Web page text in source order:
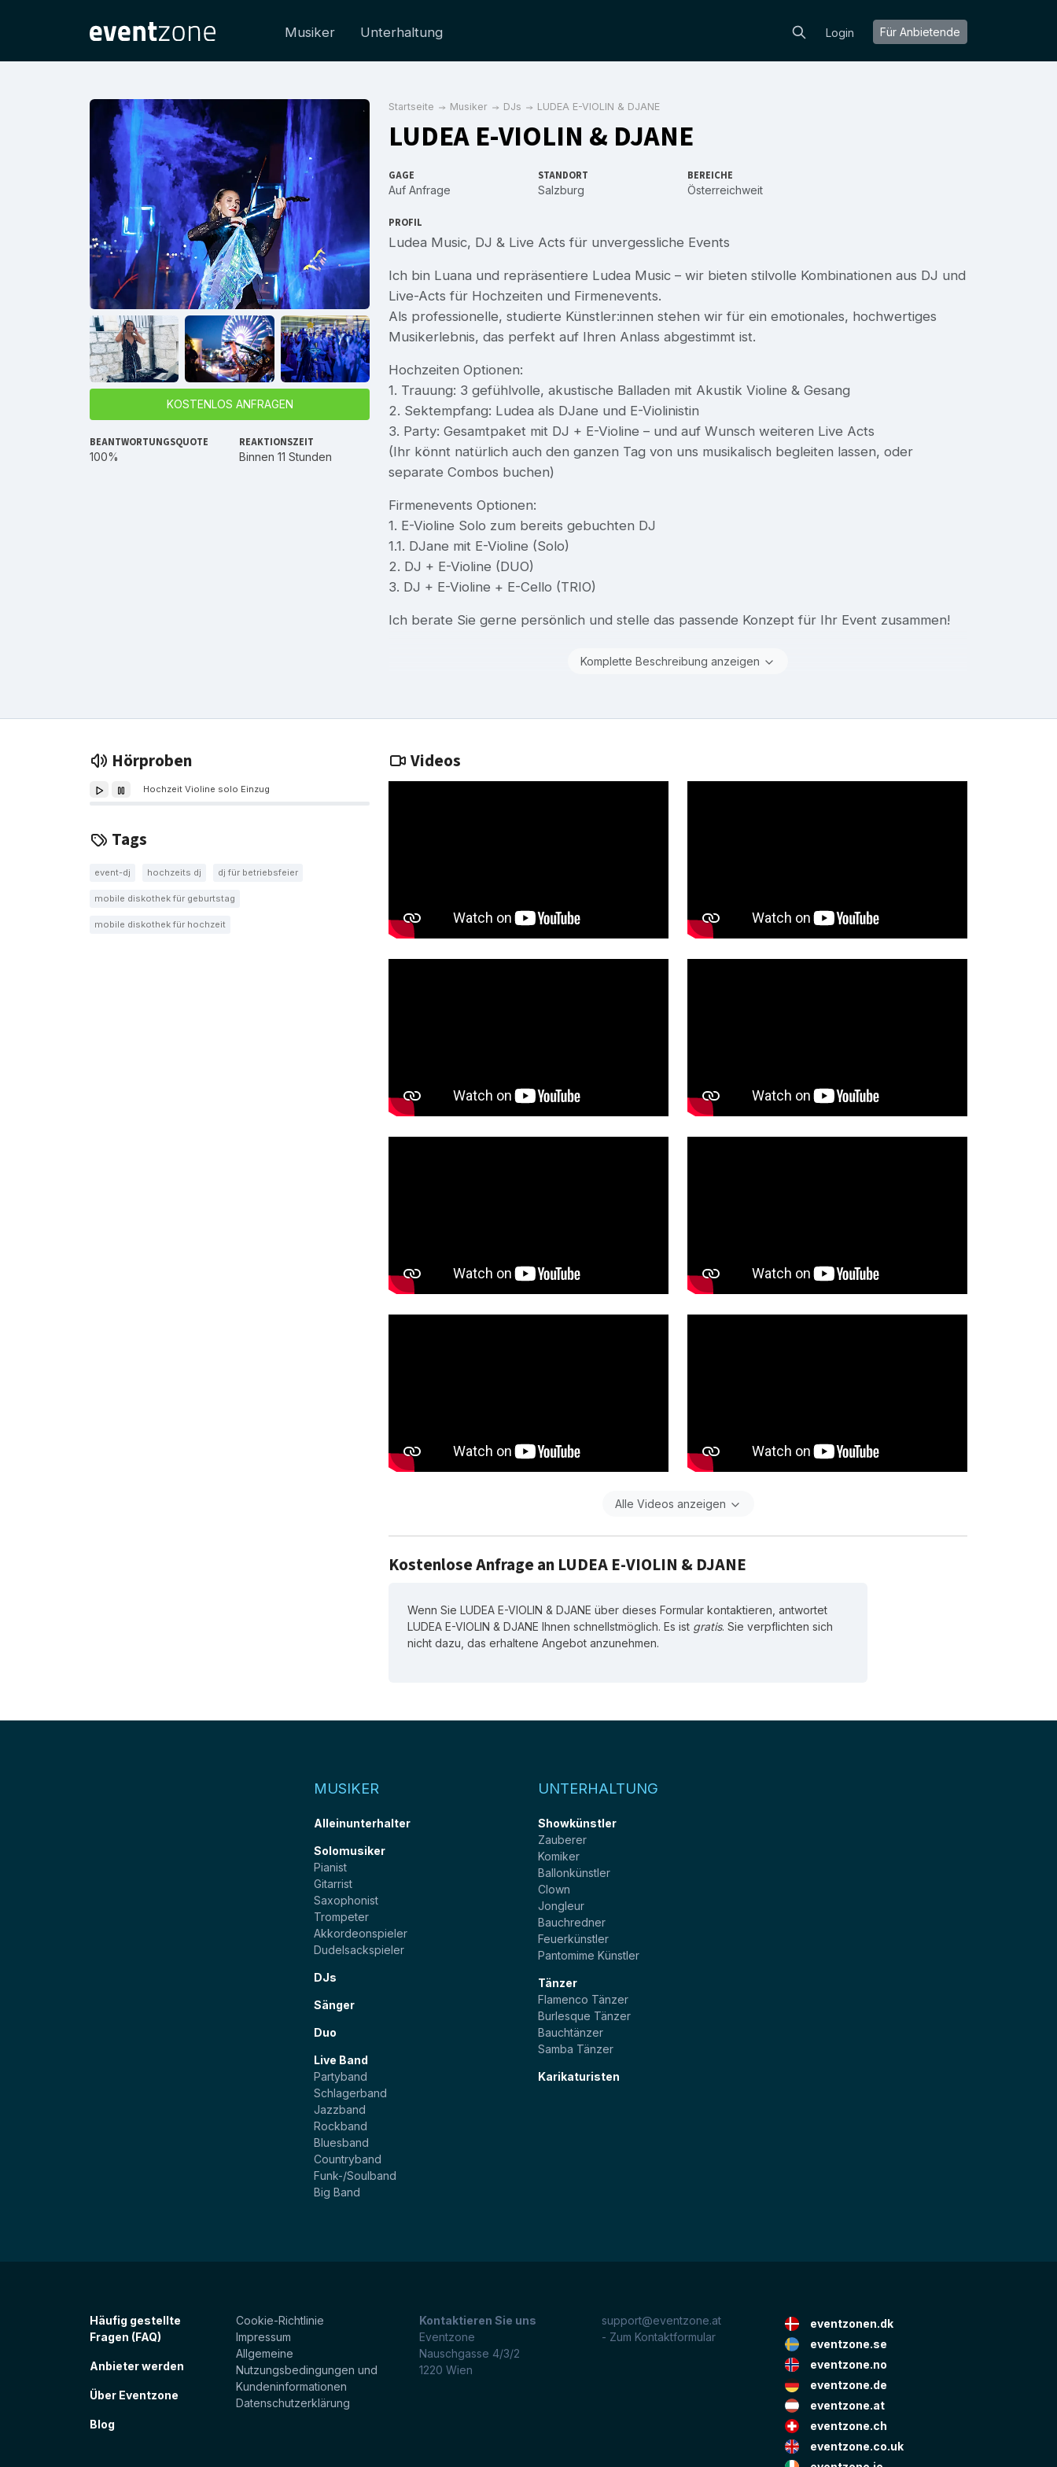
Musiker Unterhaltung Login Für Anbietende
KOSTENLOS ANFRAGEN
BEANTWORTUNGSQUOTE
100%
REAKTIONSZEIT
Binnen 11 Stunden
Startseite Musiker DJs LUDEA E-VIOLIN & DJANE
LUDEA E-VIOLIN & DJANE
GAGE
Auf Anfrage
STANDORT
Salzburg
BEREICHE
Österreichweit
PROFIL
Ludea Music, DJ & Live Acts für unvergessliche Events
Ich bin Luana und repräsentiere Ludea Music – wir bieten stilvolle Kombinationen aus DJ und
Live-Acts für Hochzeiten und Firmenevents.
Als professionelle, studierte Künstler:innen stehen wir für ein emotionales, hochwertiges
Musikerlebnis, das perfekt auf Ihren Anlass abgestimmt ist.
Hochzeiten Optionen:
1. Trauung: 3 gefühlvolle, akustische Balladen mit Akustik Violine & Gesang
2. Sektempfang: Ludea als DJane und E-Violinistin
3. Party: Gesamtpaket mit DJ + E-Violine – und auf Wunsch weiteren Live Acts
(Ihr könnt natürlich auch den ganzen Tag von uns musikalisch begleiten lassen, oder
separate Combos buchen)
Firmenevents Optionen:
1. E-Violine Solo zum bereits gebuchten DJ
1.1. DJane mit E-Violine (Solo)
2. DJ + E-Violine (DUO)
3. DJ + E-Violine + E-Cello (TRIO)
Ich berate Sie gerne persönlich und stelle das passende Konzept für Ihr Event zusammen!
Komplette Beschreibung anzeigen
Hörproben
Hochzeit Violine solo Einzug
Tags
event-dj hochzeits dj dj für betriebsfeier
mobile diskothek für geburtstag
mobile diskothek für hochzeit
Videos
Alle Videos anzeigen
Kostenlose Anfrage an LUDEA E-VIOLIN & DJANE
Wenn Sie LUDEA E-VIOLIN & DJANE über dieses Formular kontaktieren, antwortet
LUDEA E-VIOLIN & DJANE Ihnen schnellstmöglich. Es ist gratis. Sie verpflichten sich
nicht dazu, das erhaltene Angebot anzunehmen.
MUSIKER
Alleinunterhalter
Solomusiker
Pianist
Gitarrist
Saxophonist
Trompeter
Akkordeonspieler
Dudelsackspieler
DJs
Sänger
Duo
Live Band
Partyband
Schlagerband
Jazzband
Rockband
Bluesband
Countryband
Funk-/Soulband
Big Band
UNTERHALTUNG
Showkünstler
Zauberer
Komiker
Ballonkünstler
Clown
Jongleur
Bauchredner
Feuerkünstler
Pantomime Künstler
Tänzer
Flamenco Tänzer
Burlesque Tänzer
Bauchtänzer
Samba Tänzer
Karikaturisten
Häufig gestellte
Fragen (FAQ)
Anbieter werden
Über Eventzone
Blog
Cookie-Richtlinie
Impressum
Allgemeine
Nutzungsbedingungen und
Kundeninformationen
Datenschutzerklärung
Kontaktieren Sie uns
Eventzone
Nauschgasse 4/3/2
1220 Wien
support@eventzone.at
- Zum Kontaktformular
eventzonen.dk
eventzone.se
eventzone.no
eventzone.de
eventzone.at
eventzone.ch
eventzone.co.uk